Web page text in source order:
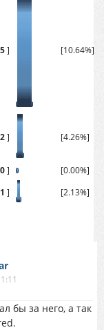
5] [10.64%]
2] [4.26%]
0]
[0.00%]
1 ]
[2.13%]
бы за него, а так